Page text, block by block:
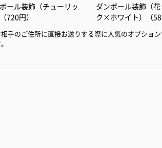
ール装飾（チューリッ
720円）
ダンボール装飾（
ク×ホワイト）（
手のご住所に直接お送りする際に人気のオプショ